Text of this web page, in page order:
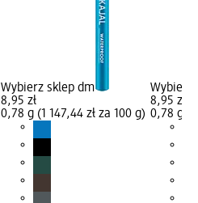
Wybierz sklep dm
8,95 zł
0,78 g (1 147,44 zł za 100 g)
Wybierz
8,95 zł
0,78 g (1